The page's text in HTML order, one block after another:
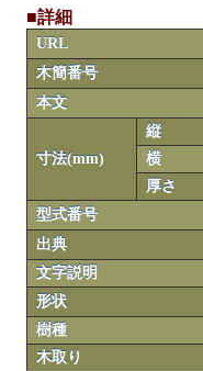
■詳細
URL
木簡番号
本文
寸法(mm)
縦
横
厚さ
型式番号
出典
文字説明
形状
樹種
木取り